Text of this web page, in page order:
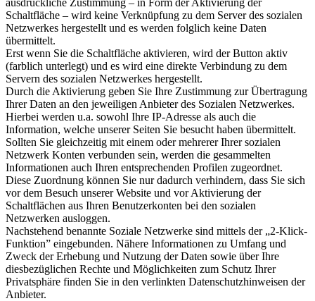
ausdrückliche Zustimmung – in Form der Aktivierung der
Schaltfläche – wird keine Verknüpfung zu dem Server des sozialen
Netzwerkes hergestellt und es werden folglich keine Daten
übermittelt.
Erst wenn Sie die Schaltfläche aktivieren, wird der Button aktiv
(farblich unterlegt) und es wird eine direkte Verbindung zu dem
Servern des sozialen Netzwerkes hergestellt.
Durch die Aktivierung geben Sie Ihre Zustimmung zur Übertragung
Ihrer Daten an den jeweiligen Anbieter des Sozialen Netzwerkes.
Hierbei werden u.a. sowohl Ihre IP-Adresse als auch die
Information, welche unserer Seiten Sie besucht haben übermittelt.
Sollten Sie gleichzeitig mit einem oder mehrerer Ihrer sozialen
Netzwerk Konten verbunden sein, werden die gesammelten
Informationen auch Ihren entsprechenden Profilen zugeordnet.
Diese Zuordnung können Sie nur dadurch verhindern, dass Sie sich
vor dem Besuch unserer Website und vor Aktivierung der
Schaltflächen aus Ihren Benutzerkonten bei den sozialen
Netzwerken ausloggen.
Nachstehend benannte Soziale Netzwerke sind mittels der „2-Klick-
Funktion” eingebunden. Nähere Informationen zu Umfang und
Zweck der Erhebung und Nutzung der Daten sowie über Ihre
diesbezüglichen Rechte und Möglichkeiten zum Schutz Ihrer
Privatsphäre finden Sie in den verlinkten Datenschutzhinweisen der
Anbieter.